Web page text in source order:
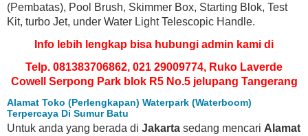
(Pembatas), Pool Brush, Skimmer Box, Starting Blok, Test
Kit, turbo Jet, under Water Light Telescopic Handle.
Info lebih lengkap bisa hubungi admin kami di
Telp. 081383706862, 021 29009774, Ruko Laverde
Cowell Serpong Park blok R5 No.5 jelupang Tangerang
Alamat Toko (Perlengkapan) Waterpark (Waterboom)
Terpercaya Di Sumur Batu
Untuk anda yang berada di Jakarta sedang mencari Alamat